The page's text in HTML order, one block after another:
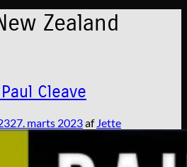
Zealand
Cleave
27. marts 2023af Jette